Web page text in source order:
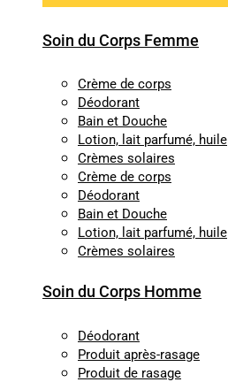
Soin du Corps Femme
Crème de corps
Déodorant
Bain et Douche
Lotion, lait parfumé, huile
Crèmes solaires
Crème de corps
Déodorant
Bain et Douche
Lotion, lait parfumé, huile
Crèmes solaires
Soin du Corps Homme
Déodorant
Produit après-rasage
Produit de rasage